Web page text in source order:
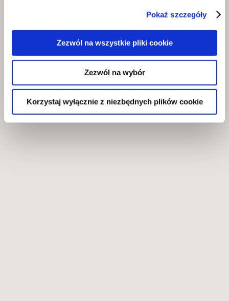
Pokaż szczegóły
Zezwól na wszystkie pliki cookie
Zezwól na wybór
Korzystaj wyłącznie z niezbędnych plików cookie